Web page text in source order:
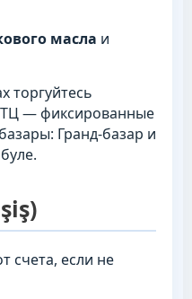
масла и
торгуйтесь
ТЦ — фиксированные
Гранд-базар и
счета, если не